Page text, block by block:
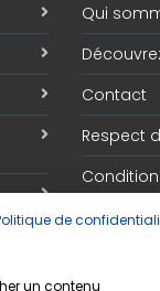
Qui
Contact
Respect
de
un contenu